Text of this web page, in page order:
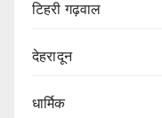
टिहरी गढ़वाल
देहरादून
धार्मिक